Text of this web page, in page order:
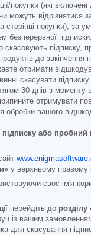
покупки (які
можуть відрізнятися
сторінці покупки), за
безперервної
скасовують підписку,
до закінчення
отримати
скасувати
30 днів з моменту
отримувати
обробки вашого
або пробний
у верхньому правому
своє ім'я
перейдіть до
із вашим
для скасування